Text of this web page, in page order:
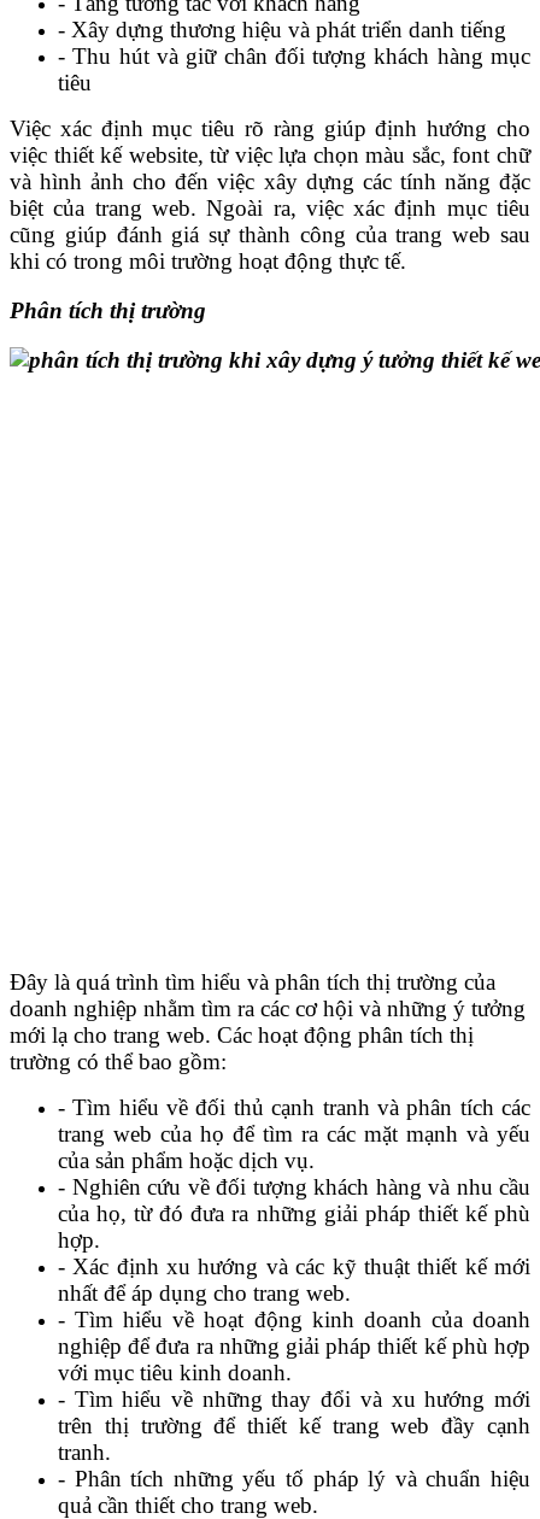
- Xây dựng thương hiệu và phát triển danh tiếng
- Thu hút và giữ chân đối tượng khách hàng mục
tiêu
Việc xác định mục tiêu rõ ràng giúp định hướng cho
việc thiết kế website, từ việc lựa chọn màu sắc, font chữ
và hình ảnh cho đến việc xây dựng các tính năng đặc
biệt của trang web. Ngoài ra, việc xác định mục tiêu
cũng giúp đánh giá sự thành công của trang web sau
khi có trong môi trường hoạt động thực tế.
Phân tích thị trường
Đây là quá trình tìm hiểu và phân tích thị trường của
doanh nghiệp nhằm tìm ra các cơ hội và những ý tưởng
mới lạ cho trang web. Các hoạt động phân tích thị
trường có thể bao gồm:
- Tìm hiểu về đối thủ cạnh tranh và phân tích các
trang web của họ để tìm ra các mặt mạnh và yếu
của sản phẩm hoặc dịch vụ.
- Nghiên cứu về đối tượng khách hàng và nhu cầu
của họ, từ đó đưa ra những giải pháp thiết kế phù
hợp.
- Xác định xu hướng và các kỹ thuật thiết kế mới
nhất để áp dụng cho trang web.
- Tìm hiểu về hoạt động kinh doanh của doanh
nghiệp để đưa ra những giải pháp thiết kế phù hợp
với mục tiêu kinh doanh.
- Tìm hiểu về những thay đổi và xu hướng mới
trên thị trường để thiết kế trang web đầy cạnh
tranh.
- Phân tích những yếu tố pháp lý và chuẩn hiệu
quả cần thiết cho trang web.